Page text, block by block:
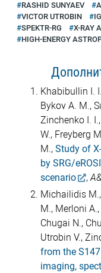
RASHID SUNYAEV
VICTOR UTROBIN
SPEKTR-RG
X-RAY
HIGH-ENERGY
Khabibullin I.
Bykov A. M.,
Zinchenko I.
W., Freyberg
M., Study of
by SRG/
scenario
,
Michailidis M.,
M., Merloni
Chugai N.,
Utrobin V.,
from the
imaging,